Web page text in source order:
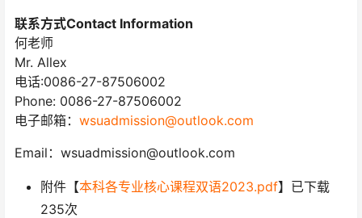
联系方式Contact Information
何老师
Mr. Allex
电话:0086-27-87506002
Phone: 0086-27-87506002
电子邮箱： wsuadmission@outlook.com
Email：wsuadmission@outlook.com
附件【本科各专业核心课程双语2023.pdf】已下载
235次